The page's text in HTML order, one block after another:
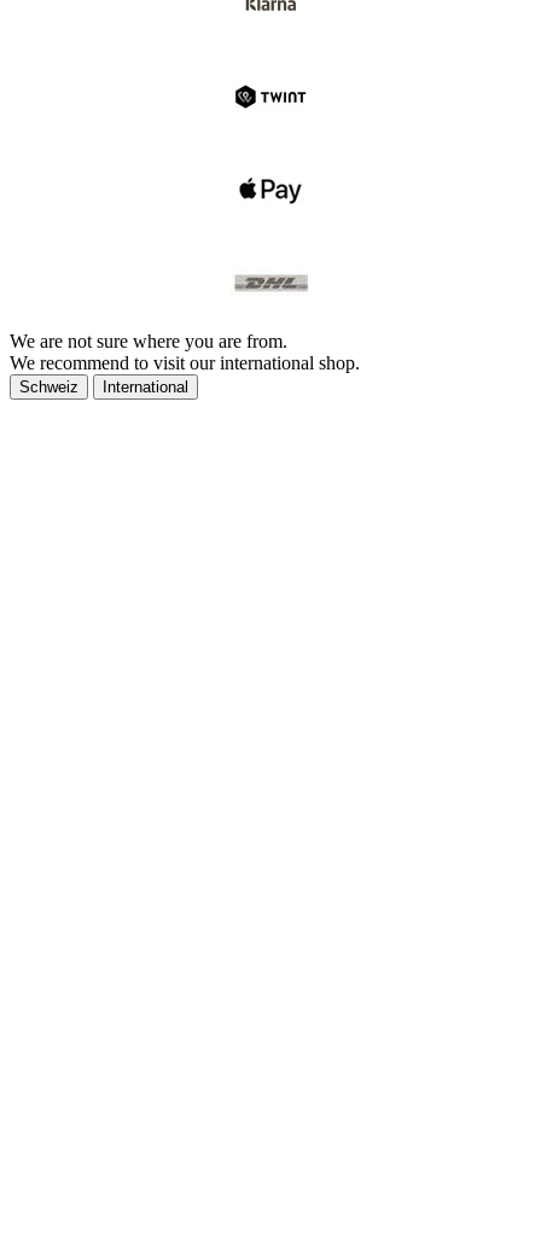
We are not sure where you are from.
We recommend to visit our international shop.
Schweiz International